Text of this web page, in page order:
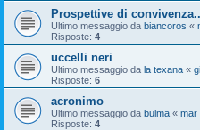
Prospettive di
Ultimo messaggio da biancoros «
Risposte: 4
uccelli neri
Ultimo messaggio da la texana «
Risposte: 6
acronimo
Ultimo messaggio da bulma « mar
Risposte: 4